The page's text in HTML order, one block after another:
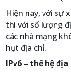
Hiện nay, với sự
thì với số lượng
các nhà mạng
hụt địa chỉ.
IPv6 – thế hệ